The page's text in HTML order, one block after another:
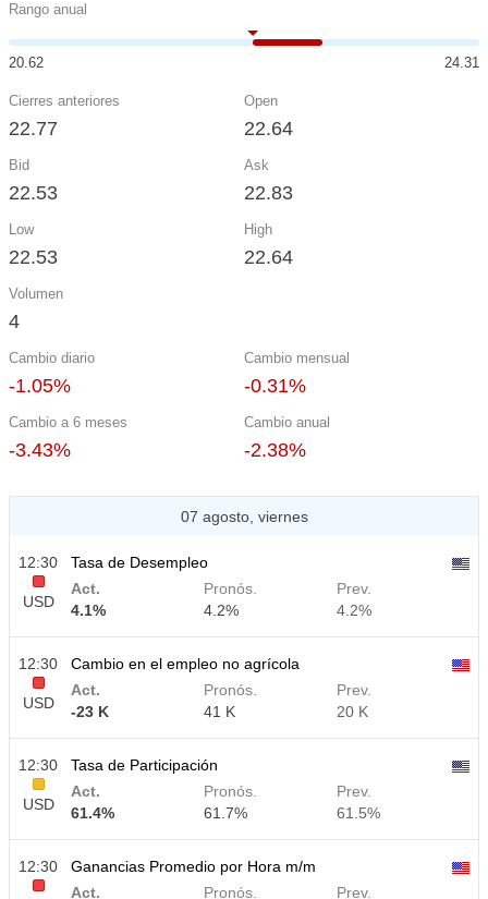
Rango anual
20.62 24.31
Cierres anteriores
22.77
Open
22.64
Bid
22.53
Ask
22.83
Low
22.53
High
22.64
Volumen
4
Cambio diario
-1.05%
Cambio mensual
-0.31%
Cambio a 6 meses
-3.43%
Cambio anual
-2.38%
07 agosto, viernes
12:30
USD
Tasa de Desempleo
Act.
4.1%
Pronós.
4.2%
Prev.
4.2%
12:30
USD
Cambio en el empleo no agrícola
Act.
-23 K
Pronós.
41 K
Prev.
20 K
12:30
USD
Tasa de Participación
Act.
61.4%
Pronós.
61.7%
Prev.
61.5%
12:30
Ganancias Promedio por Hora m/m
Act.
Pronós. Prev.